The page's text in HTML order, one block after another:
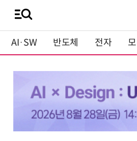
AI·SW 반도체 전자